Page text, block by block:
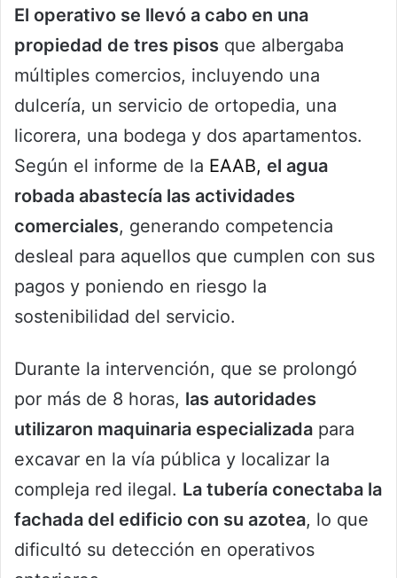
El operativo se llevó a cabo en una
propiedad de tres pisos que albergaba
múltiples comercios, incluyendo una
dulcería, un servicio de ortopedia, una
licorera, una bodega y dos apartamentos.
Según el informe de la EAAB, el agua
robada abastecía las actividades
comerciales, generando competencia
desleal para aquellos que cumplen con sus
pagos y poniendo en riesgo la
sostenibilidad del servicio.
Durante la intervención, que se prolongó
por más de 8 horas, las autoridades
utilizaron maquinaria especializada para
excavar en la vía pública y localizar la
compleja red ilegal. La tubería conectaba la
fachada del edificio con su azotea, lo que
dificultó su detección en operativos